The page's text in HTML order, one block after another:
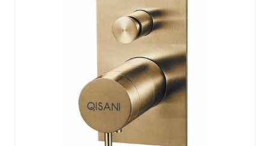
Voedselrestenvermalers